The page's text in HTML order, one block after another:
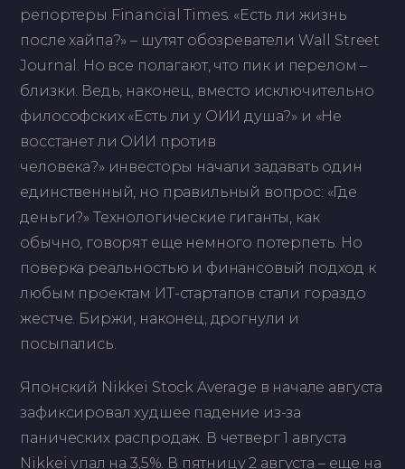
репортеры Financial Times. «Есть ли жизнь
после хайпа?» – шутят обозреватели Wall Street
Journal. Но все полагают, что пик и перелом –
близки. Ведь, наконец, вместо исключительно
философских «Есть ли у ОИИ душа?» и «Не
восстанет ли ОИИ против
человека?» инвесторы начали задавать один
единственный, но правильный вопрос: «Где
деньги?» Технологические гиганты, как
обычно, говорят еще немного потерпеть. Но
поверка реальностью и финансовый подход к
любым проектам ИТ-стартапов стали гораздо
жестче. Биржи, наконец, дрогнули и
посыпались.
Японский Nikkei Stock Average в начале августа
зафиксировал худшее падение из-за
панических распродаж. В четверг 1 августа
Nikkei упал на 3,5%. В пятницу 2 августа – еще на